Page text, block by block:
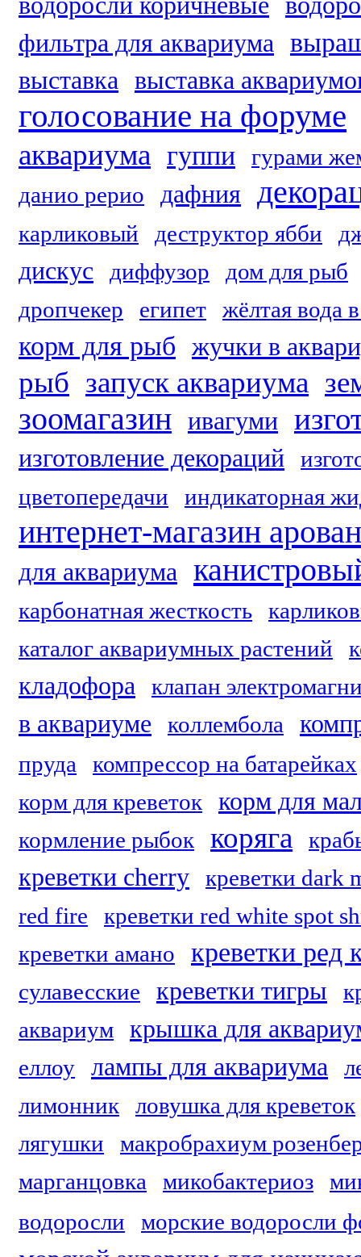
фильтра для аквариума
выставка выставка
голосование на форуме
аквариума гуппи
гурами
данио рерио
дафния
карликовый деструктор ябби
дискус диффузор
дом для рыб
дропчекер
египет жёлтая вода
корм для рыб жучки в
рыб запуск аквариума
зоомагазин ивагуми
изготовление декораций
цветопередачи
индикаторная
интернет-магазин
для аквариума
карбонатная жесткость
каталог аквариумных растений
кладофора клапан
в аквариуме коллембола
пруда
компрессор на батарейках
корм для креветок
корм для
кормление рыбок коряга
креветки cherry
креветки dark
red fire
креветки red white spot
креветки амано
креветки ред
сулавесские креветки тигры
аквариум
крышка для
еллоу лампы для аквариума
лимонник
ловушка для креветок
лягушки
макробрахиум
марганцовка
микобактериоз
водоросли
морские водоросли